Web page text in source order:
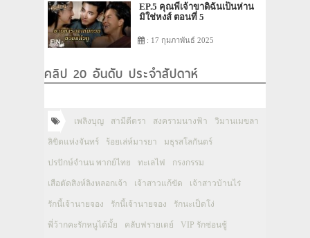
EP.5 คุณพี่เจ้าขาดิฉันเป็นห่าน
มิใช่หงส์ ตอนที่ 5
: 17 กุมภาพันธ์ 2025
คลิป 20 อันดับ ประจำสัปดาห์
เพลิงบุญ สามีตีตรา สงครามนางฟ้า วิมานเมขลา
ลิขิตแห่งจันทร์ ร้อยเล่ห์มารยา มธุรสโลกันตร์
ปรปักษ์จำนน พากย์ไทย ทะเลไฟ กรงกรรม
เสือตัดสิงห์ลิงหลอกเจ้า เจ้าสาวแก้ขัด เจ้าสาวบ้านไร่
รักนี้เจ้านายจอง รักนี้เจ้านายจอง รักนะเป็ดโง่
พี่ว้ากคะรักหนูได้มั้ย คลับฟรายเดย์ VIP รักซ่อนชู้